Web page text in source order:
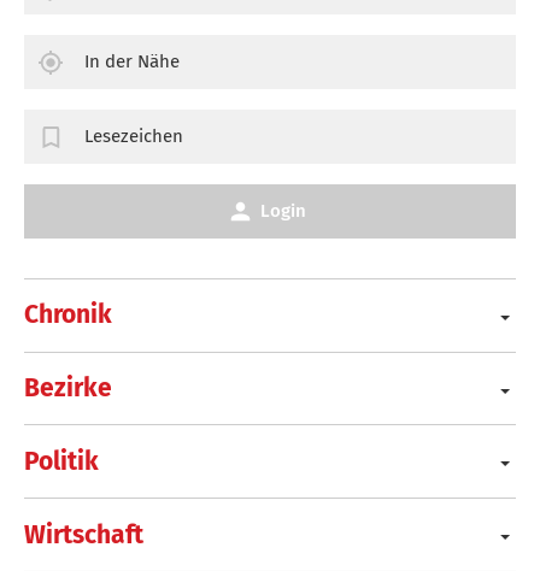
Chronik
Bezirke
Politik
Wirtschaft
In der Nähe
Lesezeichen
Login